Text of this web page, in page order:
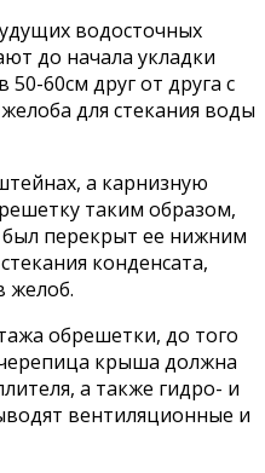
водосточных
до начала укладки
60см друг от друга с
для стекания воды
а карнизную
таким образом,
перекрыт ее нижним
конденсата,
желоб.
обрешетки, до того
крыша должна
а также гидро- и
вентиляционные и